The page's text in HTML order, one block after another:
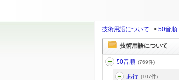
技術用語について > 50音順
技術用語について
50音順 (769件)
あ行 (107件)